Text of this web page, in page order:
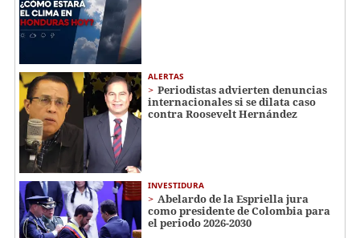
ALERTAS
Periodistas advierten denuncias
internacionales si se dilata caso
contra Roosevelt Hernández
INVESTIDURA
Abelardo de la Espriella jura
como presidente de Colombia para
el periodo 2026-2030